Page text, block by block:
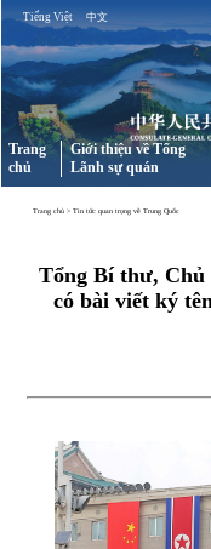
Tiếng Việt 中文
Trang
chủ
Giới thiệu về Tổng
Lãnh sự quán
Trang chủ >Tin tức quan trọng về Trung Quốc
Tổng Bí thư, Chủ
có bài viết ký